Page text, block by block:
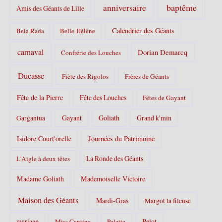
Amis des Géants de Lille anniversaire baptême
Bela Rada Belle-Hélène Calendrier des Géants
carnaval Confrérie des Louches Dorian Demarcq
Ducasse Fiète des Rigolos Frères de Géants
Fête de la Pierre Fête des Louches Fêtes de Gayant
Gargantua Gayant Goliath Grand k'min
Isidore Court'orelle Journées du Patrimoine
L'Aigle à deux têtes La Ronde des Géants
Madame Goliath Mademoiselle Victoire
Maison des Géants Mardi-Gras Margot la fileuse